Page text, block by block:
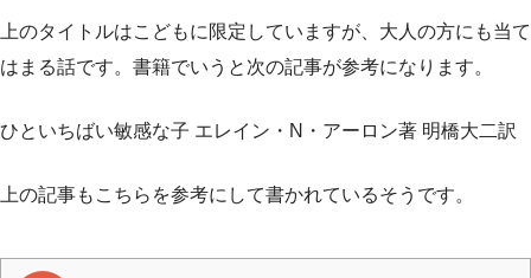
上のタイトルはこどもに限定していますが、大人の方にも当て
はまる話です。書籍でいうと次の記事が参考になります。
ひといちばい敏感な子 エレイン・N・アーロン著 明橋大二訳
上の記事もこちらを参考にして書かれているそうです。